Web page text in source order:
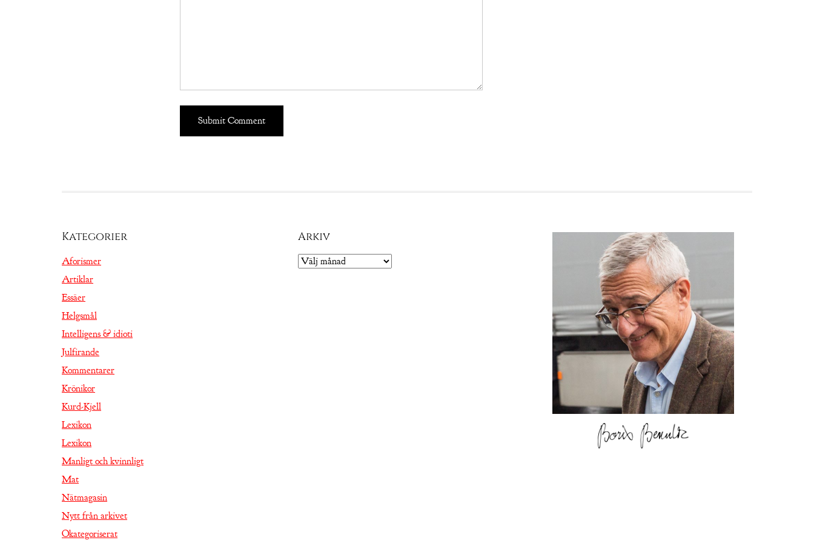
Kategorier
Aforismer
Artiklar
Essäer
Helgsmål
Intelligens & idioti
Julfirande
Kommentarer
Krönikor
Kurd-Kjell
Lexikon
Lexikon
Manligt och kvinnligt
Mat
Nätmagasin
Nytt från arkivet
Okategoriserat
Arkiv
Arkiv